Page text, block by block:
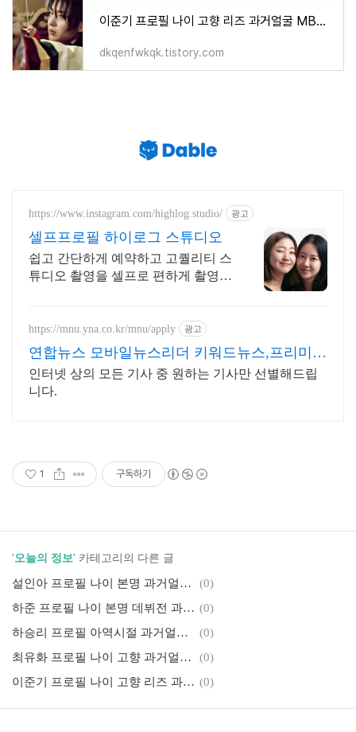
이준기 프로필 나이 고향 리즈 과거얼굴 MBTI 근황
dkqenfwkqk.tistory.com
https://www.instagram.com/highlog.studio/ 광고
셀프프로필 하이로그 스튜디오
쉽고 간단하게 예약하고 고퀄리티 스
튜디오 촬영을 셀프로 편하게 촬영하
https://mnu.yna.co.kr/mnu/apply 광고
연합뉴스 모바일뉴스리더 키워드뉴스,프리미엄
인물검색
인터넷 상의 모든 기사 중 원하는 기사만 선별해드립
니다.
1 구독하기
'오늘의 정보' 카테고리의 다른 글
설인아 프로필 나이 본명 과거얼굴 고향 학력 몸매 키
(0)
하준 프로필 나이 본명 데뷔전 과거얼굴 고향 가족 키 (0)
하승리 프로필 아역시절 과거얼굴 MBTI 작품활동 키
(0)
최유화 프로필 나이 고향 과거얼굴 몸매 언니 작품활동
(0)
이준기 프로필 나이 고향 리즈 과거얼굴 MBTI 근황 (0)